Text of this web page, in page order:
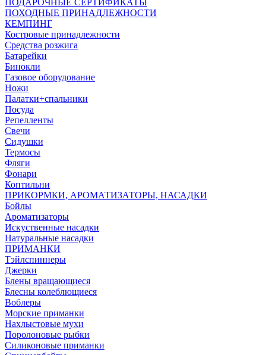
ПОДАРОЧНЫЕ СЕРТИФИКАТЫ
ПОХОДНЫЕ ПРИНАДЛЕЖНОСТИ
КЕМПИНГ
Костровые принадлежности
Средства розжига
Батарейки
Бинокли
Газовое оборудование
Ножи
Палатки+спальники
Посуда
Репелленты
Свечи
Сидушки
Термосы
Фляги
Фонари
Коптильни
ПРИКОРМКИ, АРОМАТИЗАТОРЫ, НАСАДКИ
Бойлы
Ароматизаторы
Искуственные насадки
Натуральные насадки
ПРИМАНКИ
Тэйлспиннеры
Джерки
Блены вращающиеся
Блесны колеблющиеся
Воблеры
Морские приманки
Нахлыстовые мухи
Поролоновые рыбки
Силиконовые приманки